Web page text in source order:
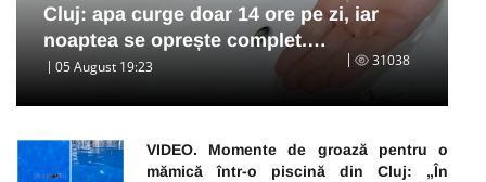
Cluj: apa curge doar 14 ore pe zi, iar
noaptea se oprește complet.…
05 August 19:23 31038
VIDEO. Momente de groază pentru o
mămică într-o piscină din Cluj: „În